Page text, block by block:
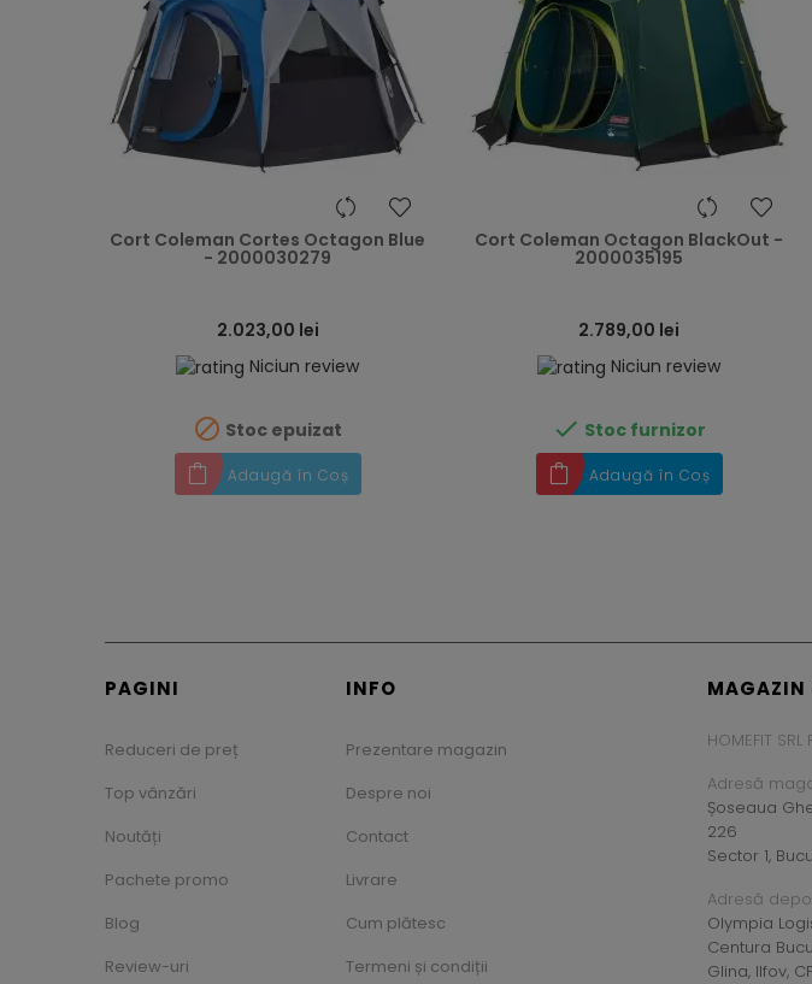
heart
Cort Coleman Cortes Octagon Blue
- 2000030279
2.023,00 lei
Niciun review
 Stoc epuizat
Adaugă în Coș
Cort Coleman Octagon BlackOut -
2000035195
2.789,00 lei
Niciun review
 Stoc furnizor
Adaugă în Coș
PAGINI
Reduceri de preț
Top vânzări
Noutăți
Pachete promo
Blog
Review-uri
INFO
Prezentare magazin
Despre noi
Contact
Livrare
Cum plătesc
Termeni și condiții
MAGAZIN
HOMEFIT
Adresă
Șoseaua
226
Sector 1,
Adresă
Olympia
Centura
Glina, Ilfov,